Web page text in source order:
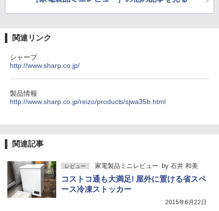
関連リンク
シャープ
http://www.sharp.co.jp/
製品情報
http://www.sharp.co.jp/reizo/products/sjwa35b.html
関連記事
レビュー 家電製品ミニレビュー by 石井 和美
コストコ通も大満足! 屋外に置ける省スペ
ース冷凍ストッカー
2015年6月22日